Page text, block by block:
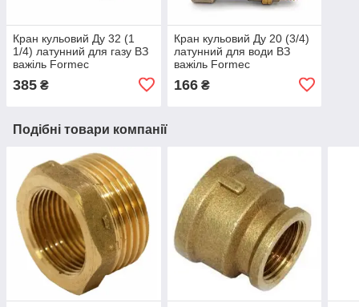
Кран кульовий Ду 32 (1
1/4) латунний для газу ВЗ
важіль Formec
385 ₴
Кран кульовий Ду 20 (3/4)
латунний для води ВЗ
важіль Formec
166₴
Подібні товари компанії